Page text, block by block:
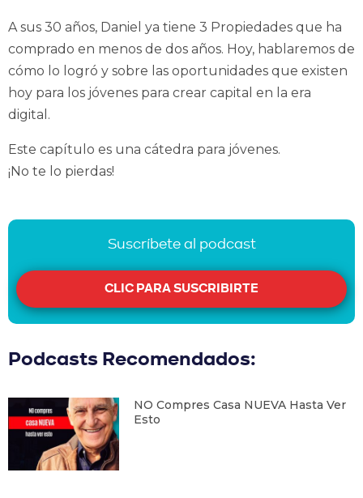
A sus 30 años, Daniel ya tiene 3 Propiedades que ha
comprado en menos de dos años. Hoy, hablaremos de
cómo lo logró y sobre las oportunidades que existen
hoy para los jóvenes para crear capital en la era
digital.
Este capítulo es una cátedra para jóvenes.
¡No te lo pierdas!
Suscríbete al podcast
CLIC PARA SUSCRIBIRTE
Podcasts Recomendados:
NO Compres Casa NUEVA Hasta Ver
Esto